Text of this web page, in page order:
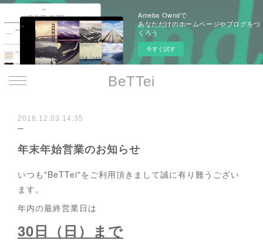
Ameba Owndで
あなただけのホームページやブログをつ
くろう
今すぐ試す
BeTTei
2018.12.03 14:35
年末年始営業のお知らせ
いつも"BeTTei"をご利用頂きまして誠に有り難うござい
ます。
年内の最終営業日は
30日（日）まで